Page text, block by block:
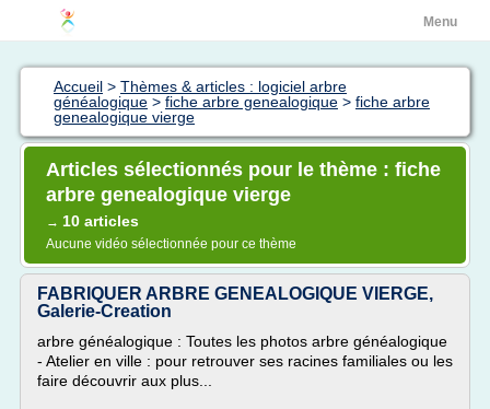
Menu
Accueil > Thèmes & articles : logiciel arbre
généalogique > fiche arbre genealogique > fiche arbre
genealogique vierge
Articles sélectionnés pour le thème : fiche
arbre genealogique vierge
→ 10 articles
Aucune vidéo sélectionnée pour ce thème
FABRIQUER ARBRE GENEALOGIQUE VIERGE,
Galerie-Creation
arbre généalogique : Toutes les photos arbre généalogique
- Atelier en ville : pour retrouver ses racines familiales ou les
faire découvrir aux plus...